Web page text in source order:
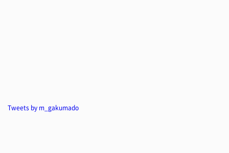
Tweets by m_gakumado